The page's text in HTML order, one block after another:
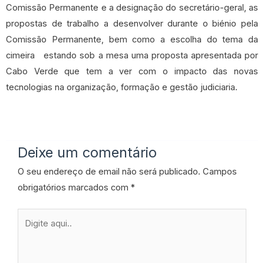
Comissão Permanente e a designação do secretário-geral, as
propostas de trabalho a desenvolver durante o biénio pela
Comissão Permanente, bem como a escolha do tema da
cimeira estando sob a mesa uma proposta apresentada por
Cabo Verde que tem a ver com o impacto das novas
tecnologias na organização, formação e gestão judiciaria.
Deixe um comentário
O seu endereço de email não será publicado. Campos
obrigatórios marcados com *
aqui..